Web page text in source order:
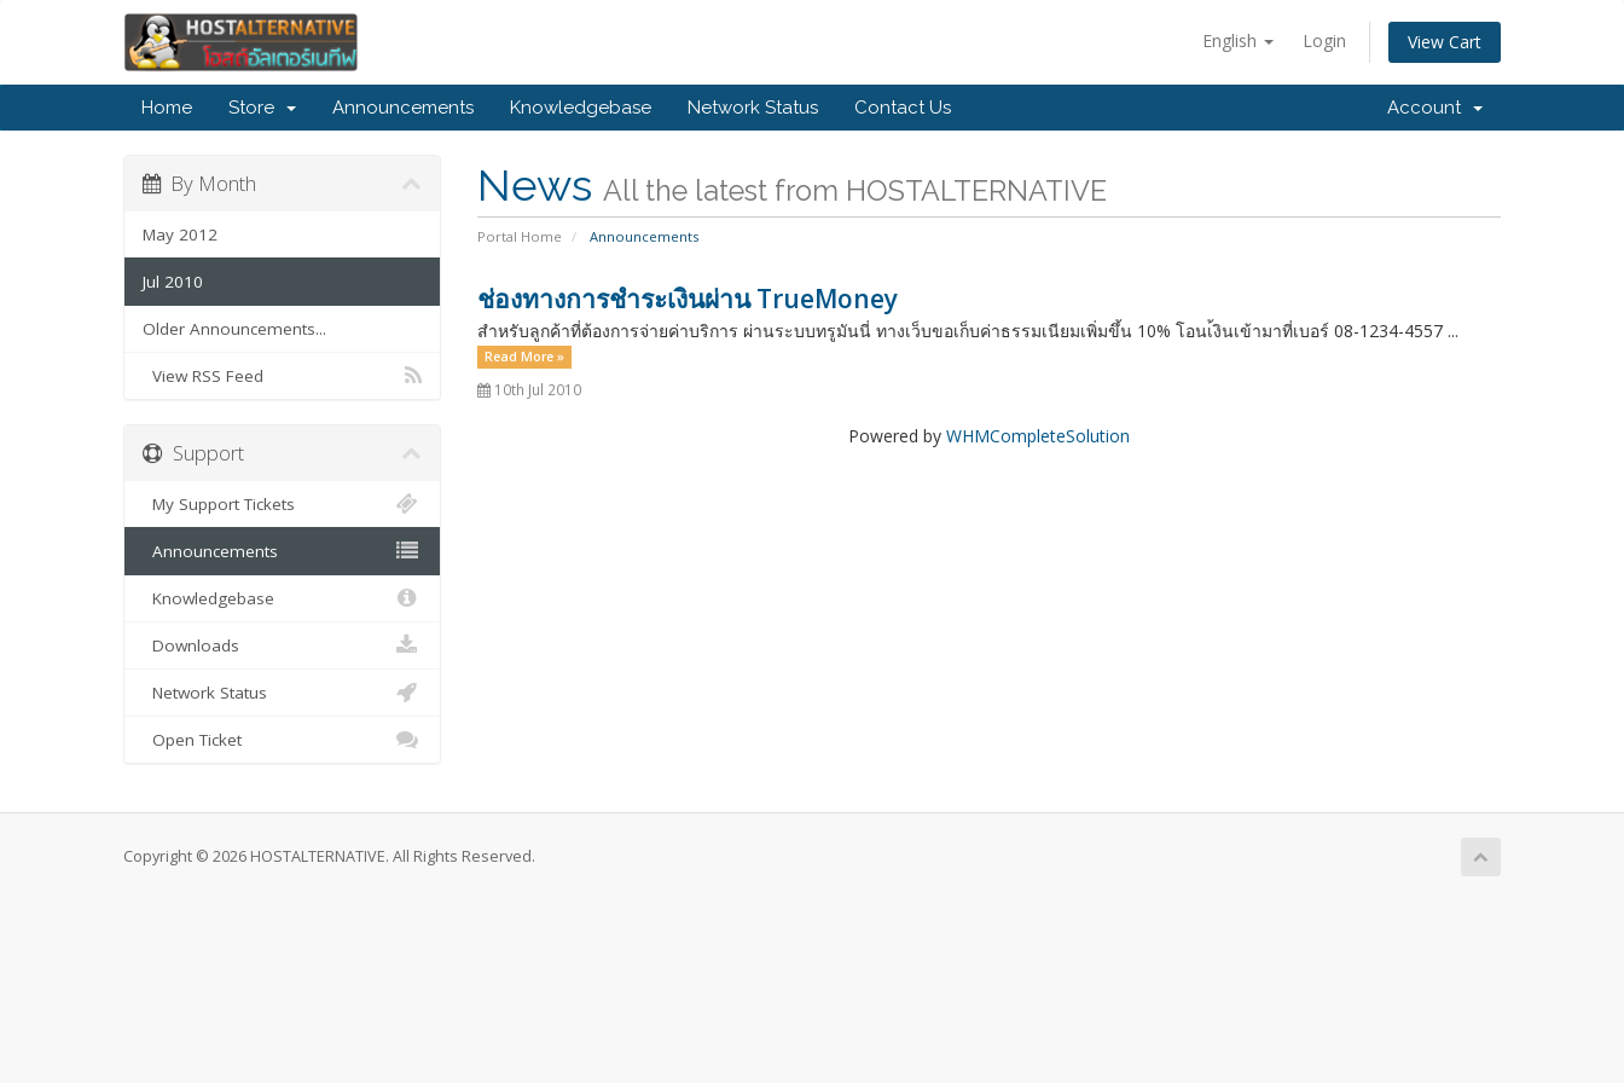
English Login View Cart
Home Store Announcements Knowledgebase Network Status Contact Us Account
News All the latest from HOSTALTERNATIVE
Portal Home Announcements
By Month
May 2012
Jul 2010
Older Announcements...
View RSS Feed
ช่องทางการชำระเงินผ่าน TrueMoney
สำหรับลูกค้าที่ต้องการจ่ายค่าบริการ ผ่านระบบทรูมันนี่ ทางเว็บขอเก็บค่าธรรมเนียมเพิ่มขึ้น 10% โอนเ้งินเข้ามาที่เบอร์ 08-1234-4557 ...
Read More »
10th Jul 2010
Powered by WHMCompleteSolution
Support
My Support Tickets
Announcements
Knowledgebase
Downloads
Network Status
Open Ticket
Copyright © 2026 HOSTALTERNATIVE. All Rights Reserved.